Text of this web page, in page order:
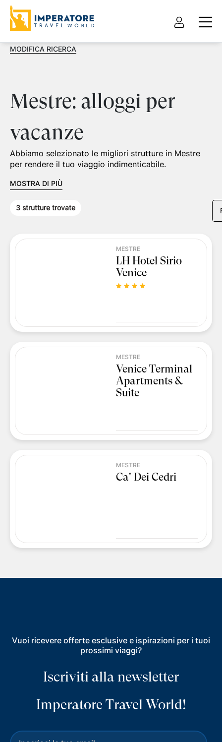
MODIFICA RICERCA
Mestre: alloggi per
vacanze
Abbiamo selezionato le migliori strutture in Mestre
per rendere il tuo viaggio indimenticabile.
MOSTRA DI PIÙ
3 strutture trovate
MESTRE
LH Hotel Sirio
Venice
MESTRE
Venice Terminal
Apartments &
Suite
MESTRE
Ca' Dei Cedri
Vuoi ricevere offerte esclusive e ispirazioni per i tuoi
prossimi viaggi?
Iscriviti alla newsletter
Imperatore Travel World!